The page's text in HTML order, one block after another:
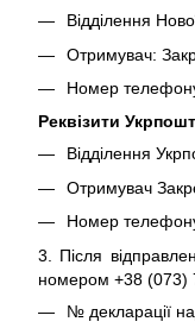
Відділення
Отримувач:
Номер
Реквізити
Відділення
Отримувач
Номер
3. Після
номером +38 (073)
№ декларації